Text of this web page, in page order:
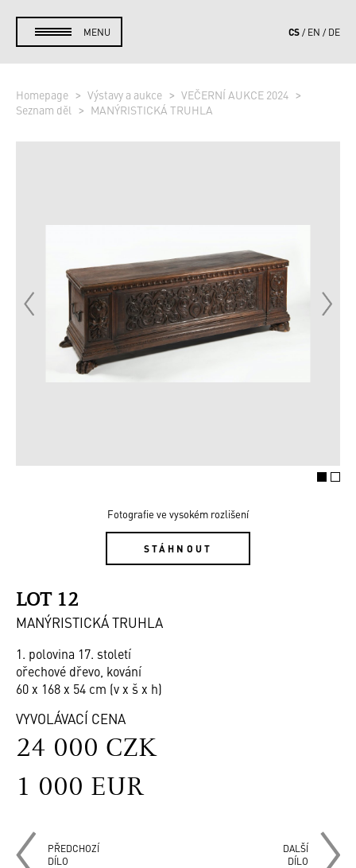
MENU CS EN DE
Homepage Výstavy a aukce
VEČERNÍ AUKCE 2024
Seznam děl
MANÝRISTICKÁ TRUHLA
Fotografie ve vysokém rozlišení
STÁHNOUT
LOT 12
MANÝRISTICKÁ TRUHLA
1. polovina 17. století
ořechové dřevo, kování
60 x 168 x 54 cm (v x š x h)
VYVOLÁVACÍ CENA
24 000 CZK
1 000 EUR
PŘEDCHOZÍ
DÍLO
DALŠÍ
DÍLO